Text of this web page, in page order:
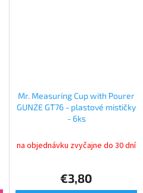
Mr. Measuring Cup with Pourer
GUNZE GT76 - plastové mističky
- 6ks
na objednávku zvyčajne do 30 dní
€3,80